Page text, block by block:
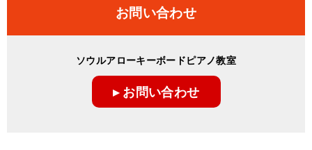
ビ
お問い合わせ
ソウルアローキーボードピアノ教室
▸ お問い合わせ